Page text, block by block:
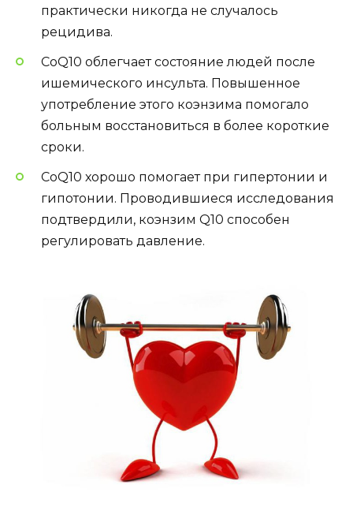
практически никогда не случалось
рецидива.
CoQ10 облегчает состояние людей после
ишемического инсульта. Повышенное
употребление этого коэнзима помогало
больным восстановиться в более короткие
сроки.
CoQ10 хорошо помогает при гипертонии и
гипотонии. Проводившиеся исследования
подтвердили, коэнзим Q10 способен
регулировать давление.